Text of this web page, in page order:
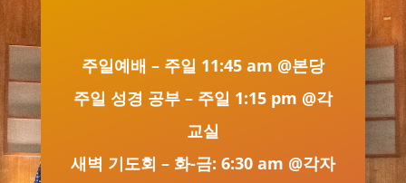
주일예배 – 주일 11:45 am @본당
주일 성경 공부 – 주일 1:15 pm @각
교실
새벽 기도회 – 화-금: 6:30 am @각자